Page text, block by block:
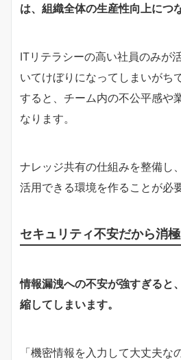
は、組織全体の生産性向上につ
ITリテラシーの高い社員のみが
いてけぼりになってしまいがち
すると、チーム内の不公平感や
なります。
ナレッジ共有の仕組みを整備し
活用できる環境を作ることが必
セキュリティ不安だから消
情報漏洩への不安が強すぎると
縮してしまいます。
「機密情報を入力して大丈夫な